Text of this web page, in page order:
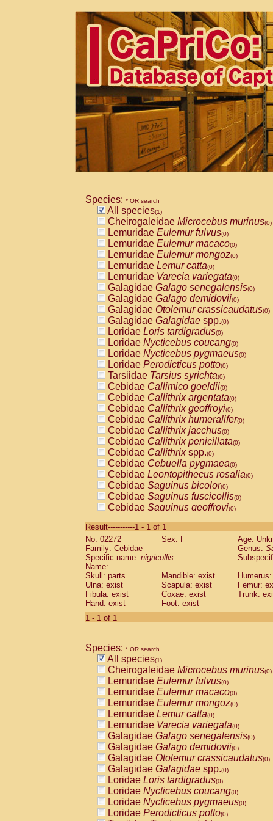
Species: * OR search
All species(1)
Cheirogaleidae Microcebus murinus(0)
Lemuridae Eulemur fulvus(0)
Lemuridae Eulemur macaco(0)
Lemuridae Eulemur mongoz(0)
Lemuridae Lemur catta(0)
Lemuridae Varecia variegata(0)
Galagidae Galago senegalensis(0)
Galagidae Galago demidovii(0)
Galagidae Otolemur crassicaudatus(0)
Galagidae Galagidae spp.(0)
Loridae Loris tardigradus(0)
Loridae Nycticebus coucang(0)
Loridae Nycticebus pygmaeus(0)
Loridae Perodicticus potto(0)
Tarsiidae Tarsius syrichta(0)
Cebidae Callimico goeldii(0)
Cebidae Callithrix argentata(0)
Cebidae Callithrix geoffroyi(0)
Cebidae Callithrix humeralifer(0)
Cebidae Callithrix jacchus(0)
Cebidae Callithrix penicillata(0)
Cebidae Callithrixspp.(0)
Cebidae Cebuella pygmaea(0)
Cebidae Leontopithecus rosalia(0)
Cebidae Saguinus bicolor(0)
Cebidae Saguinus fuscicollis(0)
Cebidae Saguinus geoffroyi(0)
CebidaeSaguinus labiatus(0)
Cebidae Saguinus leucopus (0)
Cebidae
CebidaeSaguinus mystax
Cebidae Saguinus nigricollis (1)
Cebidae Saguinus oedipus
Cebidae Saguinus weddelli
Cebidae Saguinusspp.
Cebidae
CebidaeCebus capucinus
CebidaeCebus nigrivittatus
CebidaeCebus spp.(0)
CebidaeSaimiri boliviensis(0)
CebidaeSaimiri sciureus(0)
AtelidaeAlouatta caraya(0)
AtelidaeAlouatta fusca(0)
AtelidaeAlouatta seniculus(0)
AtelidaeAlouattaspp.(0)
AtelidaeAteles belzebuth(0)
AtelidaeAteles geoffroyi(0)
AtelidaeAteles paniscus(0)
AtelidaeAtelesspp.(0)
AtelidaeLagothrix lagothricha(0)
AtelidaeLagothrix lagothricha cana
PitheciidaeCacajao calvus
Result-----------1 - 1 of 1
No: 02272
Sex: F
Age:
Family: Cebidae
Genus:
Specific name: nigricollis
Name:
Skull: parts
Mandible: exist
Ulna: exist
Scapula: exist
Femur:
Fibula: exist
Coxae: exist
Trunk:
Hand: exist
Foot: exist
1 - 1 of 1
Species: * OR search
All species(1)
Cheirogaleidae Microcebus murinus(0)
Lemuridae Eulemur fulvus(0)
Lemuridae Eulemur macaco(0)
Lemuridae Eulemur mongoz(0)
Lemuridae Lemur catta(0)
Lemuridae Varecia variegata(0)
Galagidae Galago senegalensis(0)
Galagidae Galago demidovii(0)
Galagidae Otolemur crassicaudatus(0)
Galagidae Galagidae spp.(0)
Loridae Loris tardigradus(0)
Loridae Nycticebus coucang(0)
Loridae Nycticebus pygmaeus(0)
Loridae Perodicticus potto(0)